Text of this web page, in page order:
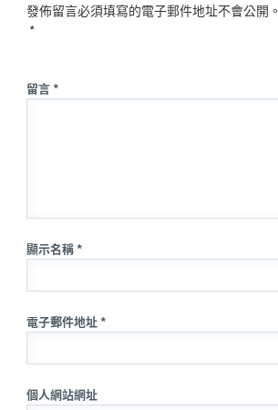
發佈留言必須填寫的電子郵件地址不會公開。
*
留言 *
顯示名稱 *
電子郵件地址 *
個人網站網址